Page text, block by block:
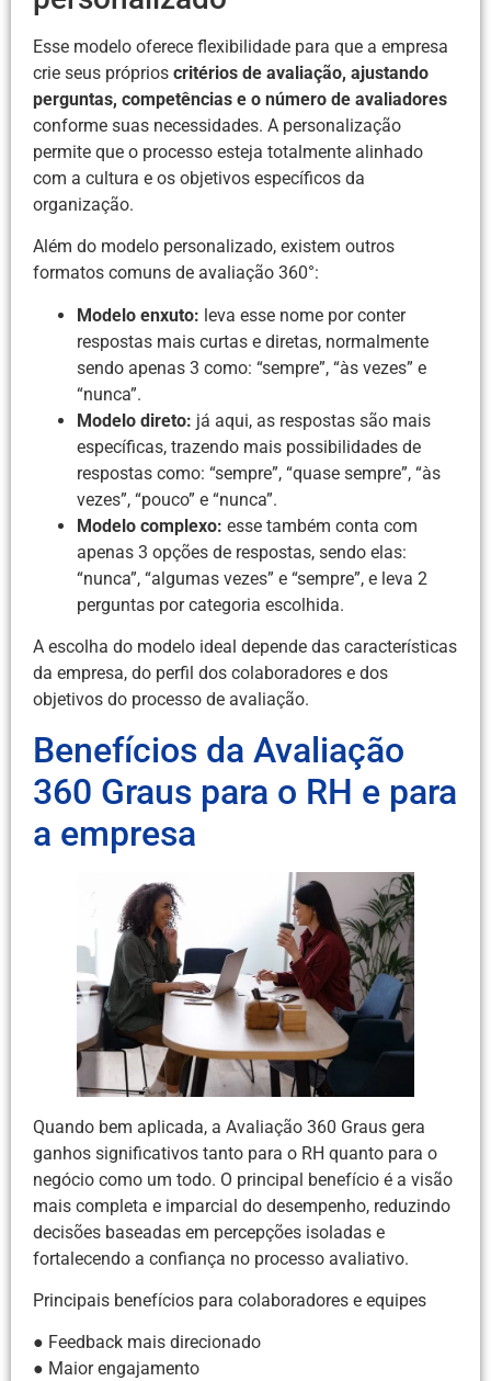
Esse modelo oferece flexibilidade para que a empresa
crie seus próprios critérios de avaliação, ajustando
perguntas, competências e o número de avaliadores
conforme suas necessidades. A personalização
permite que o processo esteja totalmente alinhado
com a cultura e os objetivos específicos da
organização.
Além do modelo personalizado, existem outros
formatos comuns de avaliação 360°:
Modelo enxuto: leva esse nome por conter
respostas mais curtas e diretas, normalmente
sendo apenas 3 como: “sempre”, “às vezes” e
“nunca”.
Modelo direto: já aqui, as respostas são mais
específicas, trazendo mais possibilidades de
respostas como: “sempre”, “quase sempre”, “às
vezes”, “pouco” e “nunca”.
Modelo complexo: esse também conta com
apenas 3 opções de respostas, sendo elas:
“nunca”, “algumas vezes” e “sempre”, e leva 2
perguntas por categoria escolhida.
A escolha do modelo ideal depende das características
da empresa, do perfil dos colaboradores e dos
objetivos do processo de avaliação.
Benefícios da Avaliação
360 Graus para o RH e para
a empresa
Quando bem aplicada, a Avaliação 360 Graus gera
ganhos significativos tanto para o RH quanto para o
negócio como um todo. O principal benefício é a visão
mais completa e imparcial do desempenho, reduzindo
decisões baseadas em percepções isoladas e
fortalecendo a confiança no processo avaliativo.
Principais benefícios para colaboradores e equipes
● Feedback mais direcionado
● Maior engajamento